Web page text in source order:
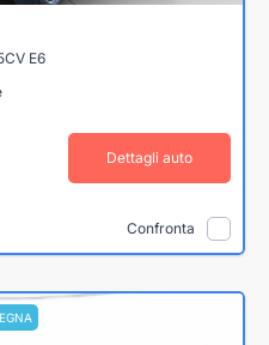
E6
Dettagli auto
Confronta